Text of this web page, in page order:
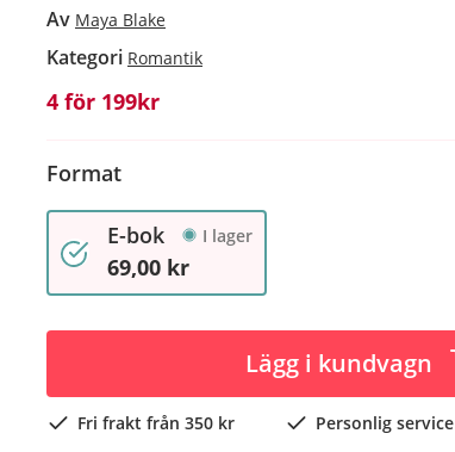
Av Maya Blake
Kategori Romantik
4 för 199kr
Format
E-bok I lager
69,00 kr
Lägg i kundvagn
Fri frakt från 350 kr Personlig service